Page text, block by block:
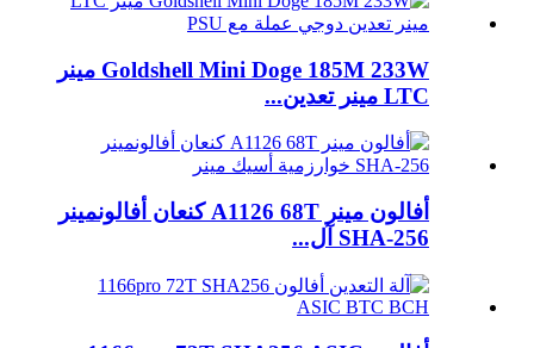
Goldshell Mini Doge 185M 233W مينر
LTC مينر تعدين...
أفالون مينر A1126 68T كنعان أفالونمينر
SHA-256 آل...